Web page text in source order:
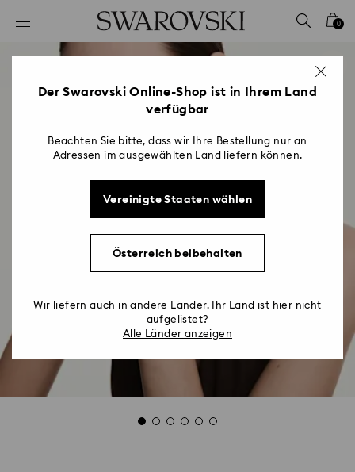
Liste Tastaturkürzel
0 - Header
2 - Footer
0
Der Swarovski Online-Shop ist in Ihrem Land
verfügbar
Beachten Sie bitte, dass wir Ihre Bestellung nur an
Adressen im ausgewählten Land liefern können.
Vereinigte Staaten wählen
Österreich beibehalten
Wir liefern auch in andere Länder. Ihr Land ist hier nicht
aufgelistet?
Alle Länder anzeigen